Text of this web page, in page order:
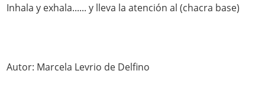
Inhala y exhala...... y lleva la atención al (chacra base)
Autor: Marcela Levrio de Delfino